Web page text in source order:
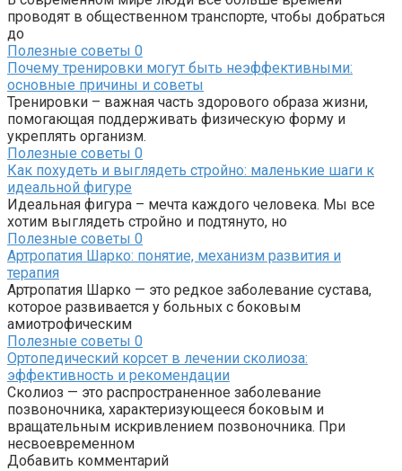
проводят в общественном транспорте, чтобы добраться
до
Полезные советы 0
Почему тренировки могут быть неэффективными:
основные причины и советы
Тренировки – важная часть здорового образа жизни,
помогающая поддерживать физическую форму и
укреплять организм.
Полезные советы 0
Как похудеть и выглядеть стройно: маленькие шаги к
идеальной фигуре
Идеальная фигура – мечта каждого человека. Мы все
хотим выглядеть стройно и подтянуто, но
Полезные советы 0
Артропатия Шарко: понятие, механизм развития и
терапия
Артропатия Шарко — это редкое заболевание сустава,
которое развивается у больных с боковым
амиотрофическим
Полезные советы 0
Ортопедический корсет в лечении сколиоза:
эффективность и рекомендации
Сколиоз — это распространенное заболевание
позвоночника, характеризующееся боковым и
вращательным искривлением позвоночника. При
несвоевременном
Добавить комментарий